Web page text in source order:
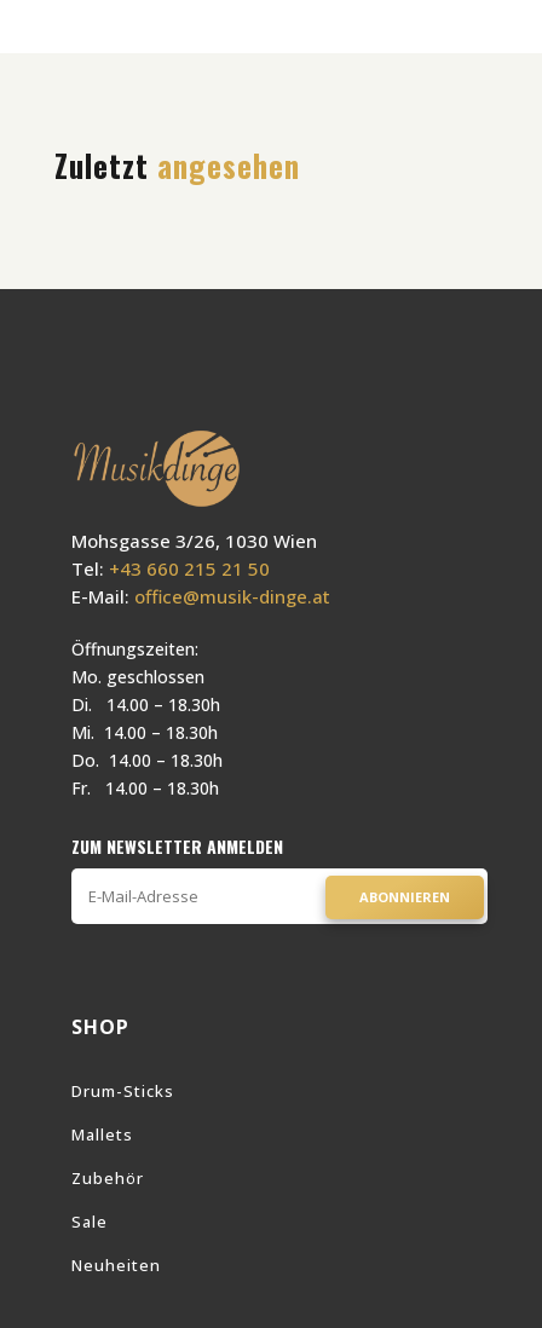
Zuletzt angesehen
Mohsgasse 3/26, 1030 Wien
Tel: +43 660 215 21 50
E-Mail: office@musik-dinge.at
Öffnungszeiten:
Mo. geschlossen
Di. 14.00 – 18.30h
Mi. 14.00 – 18.30h
Do. 14.00 – 18.30h
Fr. 14.00 – 18.30h
ZUM NEWSLETTER ANMELDEN
ABONNIEREN
SHOP
Drum-Sticks
Mallets
Zubehör
Sale
Neuheiten